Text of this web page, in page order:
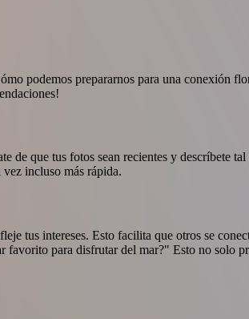
podemos prepararnos para una conexión
que tus fotos sean recientes y descríbete
incluso más rápida.
tus intereses. Esto facilita que otros se
favorito para disfrutar del mar?" Esto no solo